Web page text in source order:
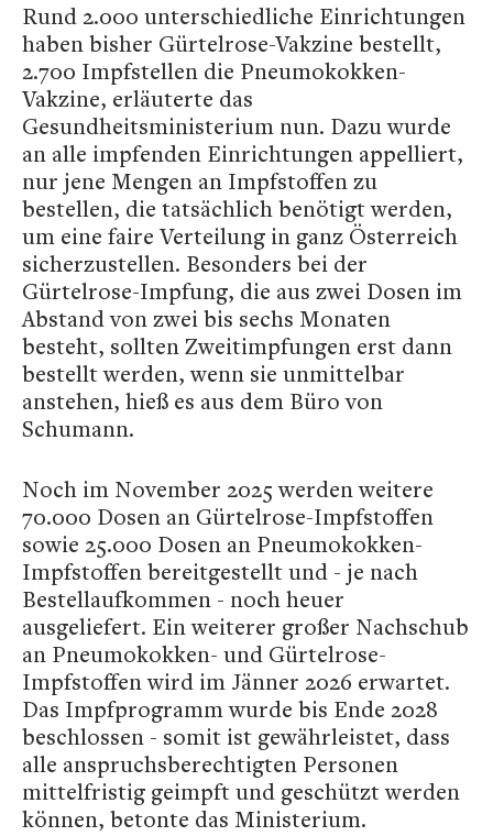
Rund 2.000 unterschiedliche Einrichtungen
haben bisher Gürtelrose-Vakzine bestellt,
2.700 Impfstellen die Pneumokokken-
Vakzine, erläuterte das
Gesundheitsministerium nun. Dazu wurde
an alle impfenden Einrichtungen appelliert,
nur jene Mengen an Impfstoffen zu
bestellen, die tatsächlich benötigt werden,
um eine faire Verteilung in ganz Österreich
sicherzustellen. Besonders bei der
Gürtelrose-Impfung, die aus zwei Dosen im
Abstand von zwei bis sechs Monaten
besteht, sollten Zweitimpfungen erst dann
bestellt werden, wenn sie unmittelbar
anstehen, hieß es aus dem Büro von
Schumann.
Noch im November 2025 werden weitere
70.000 Dosen an Gürtelrose-Impfstoffen
sowie 25.000 Dosen an Pneumokokken-
Impfstoffen bereitgestellt und - je nach
Bestellaufkommen - noch heuer
ausgeliefert. Ein weiterer großer Nachschub
an Pneumokokken- und Gürtelrose-
Impfstoffen wird im Jänner 2026 erwartet.
Das Impfprogramm wurde bis Ende 2028
beschlossen - somit ist gewährleistet, dass
alle anspruchsberechtigten Personen
mittelfristig geimpft und geschützt werden
können, betonte das Ministerium.